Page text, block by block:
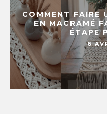
COMMENT FAIRE
EN MACRAMÉ
ÉTAPE
6